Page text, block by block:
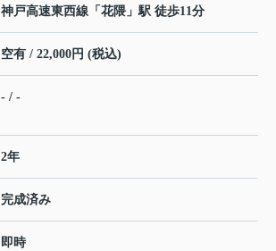
神戸高速東西線 「 花隈 」駅 徒歩11分
空有 / 22,000円 (税込)
- / -
2年
完成済み
即時